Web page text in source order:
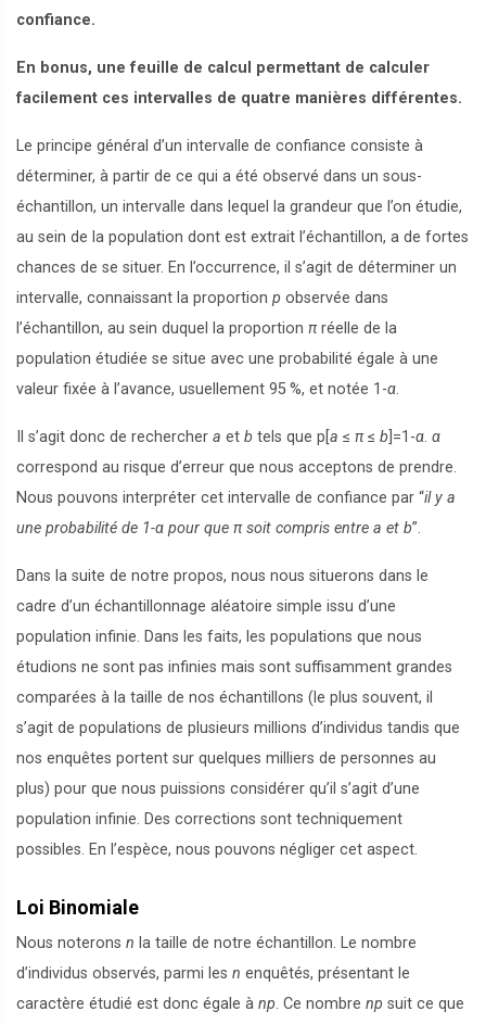
confiance.
En bonus, une feuille de calcul permettant de calculer
facilement ces intervalles de quatre manières différentes.
Le principe général d’un intervalle de confiance consiste à
déterminer, à partir de ce qui a été observé dans un sous-
échantillon, un intervalle dans lequel la grandeur que l’on étudie,
au sein de la population dont est extrait l’échantillon, a de fortes
chances de se situer. En l’occurrence, il s’agit de déterminer un
intervalle, connaissant la proportion p observée dans
l’échantillon, au sein duquel la proportion πréelle de la
population étudiée se situe avec une probabilité égale à une
valeur fixée à l’avance, usuellement 95%, et notée 1-α.
Il s’agit donc de rechercher a et b tels que p[ a ≤ π≤ b ]=1-α. α
correspond au risque d’erreur que nous acceptons de prendre.
Nous pouvons interpréter cet intervalle de confiance par “il y a
une probabilité de 1-α pour que π soit compris entre a et b”.
Dans la suite de notre propos, nous nous situerons dans le
cadre d’un échantillonnage aléatoire simple issu d’une
population infinie. Dans les faits, les populations que nous
étudions ne sont pas infinies mais sont suffisamment grandes
comparées à la taille de nos échantillons (le plus souvent, il
s’agit de populations de plusieurs millions d’individus tandis que
nos enquêtes portent sur quelques milliers de personnes au
plus) pour que nous puissions considérer qu’il s’agit d’une
population infinie. Des corrections sont techniquement
possibles. En l’espèce, nous pouvons négliger cet aspect.
Loi Binomiale
Nous noterons n la taille de notre échantillon. Le nombre
d’individus observés, parmi les n enquêtés, présentant le
caractère étudié est donc égale à np. Ce nombre np suit ce que